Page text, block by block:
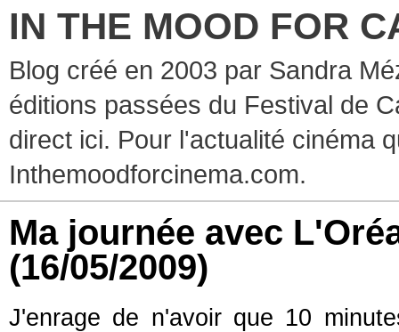
IN THE MOOD FOR
Blog créé en 2003 par Sandra
éditions passées du Festival de
direct ici. Pour l'actualité cinéma
Inthemoodforcinema.com.
Ma journée avec
(16/05/2009)
J'enrage de n'avoir que 10